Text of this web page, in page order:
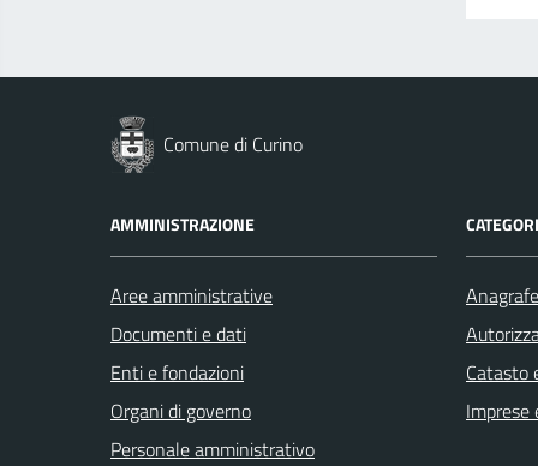
Comune di Curino
AMMINISTRAZIONE
Aree amministrative
Documenti e dati
Enti e fondazioni
Organi di governo
Personale amministrativo
Catasto
Imprese